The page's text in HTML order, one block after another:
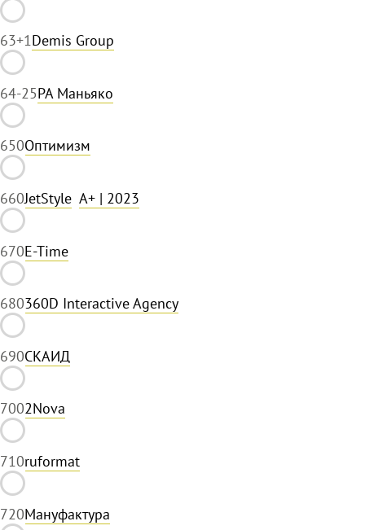
63+1Demis Group
64-25РА Маньяко
650Оптимизм
660JetStyle A+ | 2023
670E-Time
680360D Interactive Agency
690СКАИД
7002Nova
710ruformat
720Мануфактура